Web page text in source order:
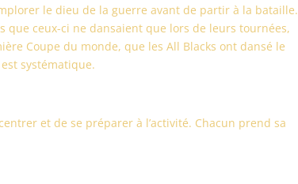
le dieu de la guerre avant de partir à la bataille.
que ceux-ci ne dansaient que lors de leurs tournées,
Coupe du monde, que les All Blacks ont dansé le
systématique.
et de se préparer à l’activité. Chacun prend sa